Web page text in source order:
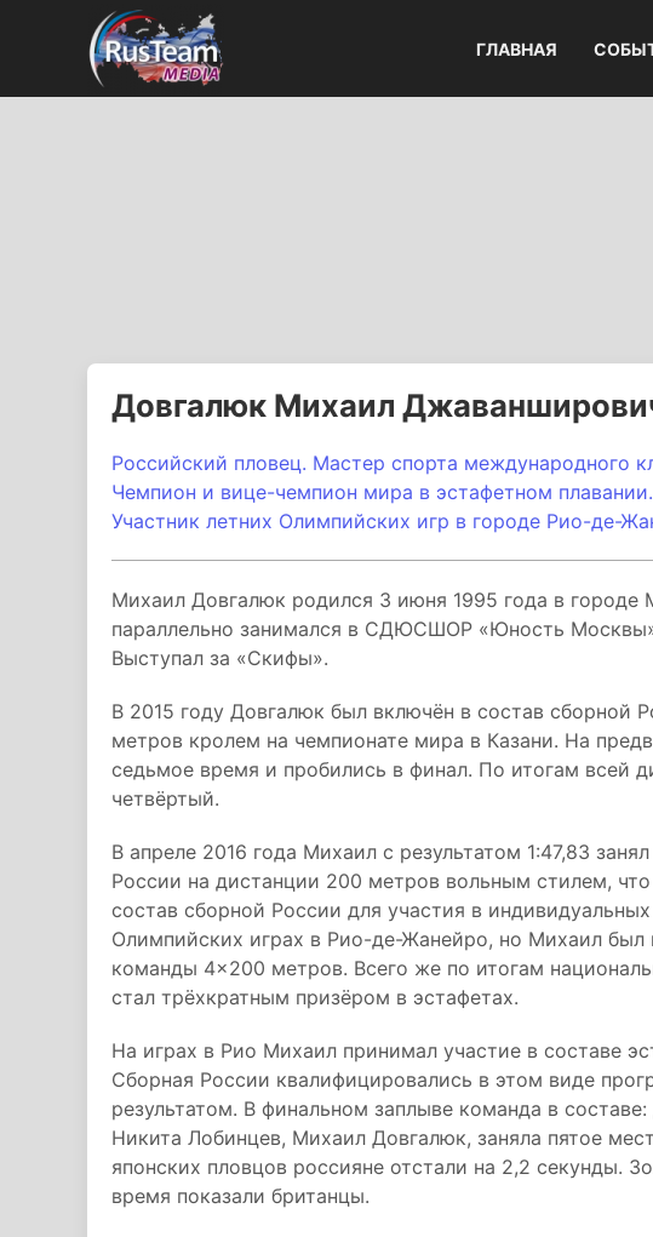
ГЛАВНАЯ
Довгалюк Михаил
Российский пловец. Мастер спорта международного
Чемпион и вице-чемпион мира в эстафетном плавании.
Участник летних Олимпийских игр в городе Рио-де-
Михаил Довгалюк родился 3 июня 1995 года в городе
параллельно занимался в СДЮСШОР «Юность
Выступал за «Скифы».
В 2015 году Довгалюк был включён в состав сборной
метров кролем на чемпионате мира в Казани. На
седьмое время и пробились в финал. По итогам всей
четвёртый.
В апреле 2016 года Михаил с результатом 1:47,83
России на дистанции 200 метров вольным стилем,
состав сборной России для участия в
Олимпийских играх в Рио-де-Жанейро, но Михаил был
команды 4×200 метров. Всего же по итогам
стал трёхкратным призёром в эстафетах.
На играх в Рио Михаил принимал участие в составе
Сборная России квалифицировались в этом виде
результатом. В финальном заплыве команда в
Никита Лобинцев, Михаил Довгалюк, заняла пятое
японских пловцов россияне отстали на 2,2 секунды.
время показали британцы.